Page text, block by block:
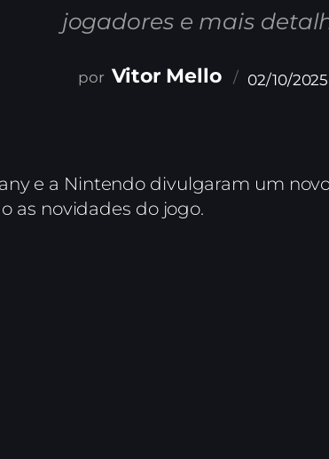
jogadores e mais
Vitor Mello 02/10/2025
e a Nintendo divulgaram um
as novidades do jogo.